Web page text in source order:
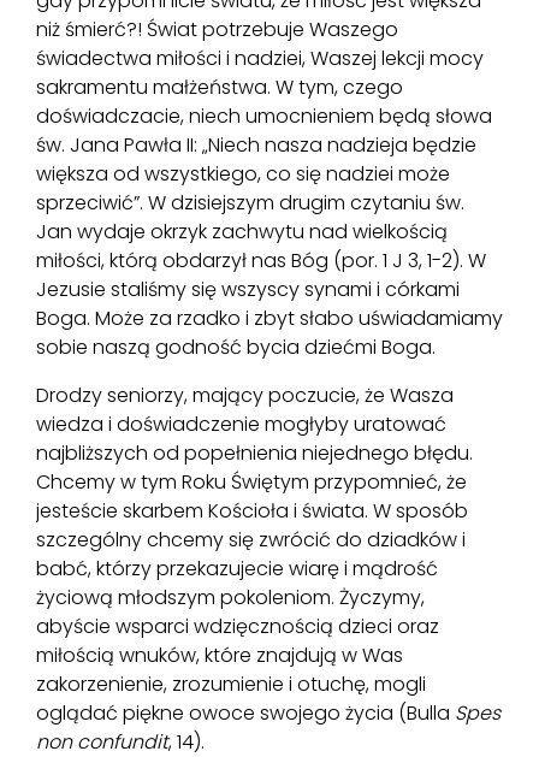
niż śmierć?! Świat potrzebuje Waszego
świadectwa miłości i nadziei, Waszej lekcji mocy
sakramentu małżeństwa. W tym, czego
doświadczacie, niech umocnieniem będą słowa
św. Jana Pawła II: „Niech nasza nadzieja będzie
większa od wszystkiego, co się nadziei może
sprzeciwić”. W dzisiejszym drugim czytaniu św.
Jan wydaje okrzyk zachwytu nad wielkością
miłości, którą obdarzył nas Bóg (por. 1 J 3, 1-2). W
Jezusie staliśmy się wszyscy synami i córkami
Boga. Może za rzadko i zbyt słabo uświadamiamy
sobie naszą godność bycia dziećmi Boga.
Drodzy seniorzy, mający poczucie, że Wasza
wiedza i doświadczenie mogłyby uratować
najbliższych od popełnienia niejednego błędu.
Chcemy w tym Roku Świętym przypomnieć, że
jesteście skarbem Kościoła i świata. W sposób
szczególny chcemy się zwrócić do dziadków i
babć, którzy przekazujecie wiarę i mądrość
życiową młodszym pokoleniom. Życzymy,
abyście wsparci wdzięcznością dzieci oraz
miłością wnuków, które znajdują w Was
zakorzenienie, zrozumienie i otuchę, mogli
oglądać piękne owoce swojego życia (Bulla Spes
non confundit, 14).